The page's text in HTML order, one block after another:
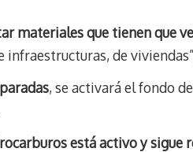
materiales que tienen que
infraestructuras, de
, se activará el fondo
está activo y sigue